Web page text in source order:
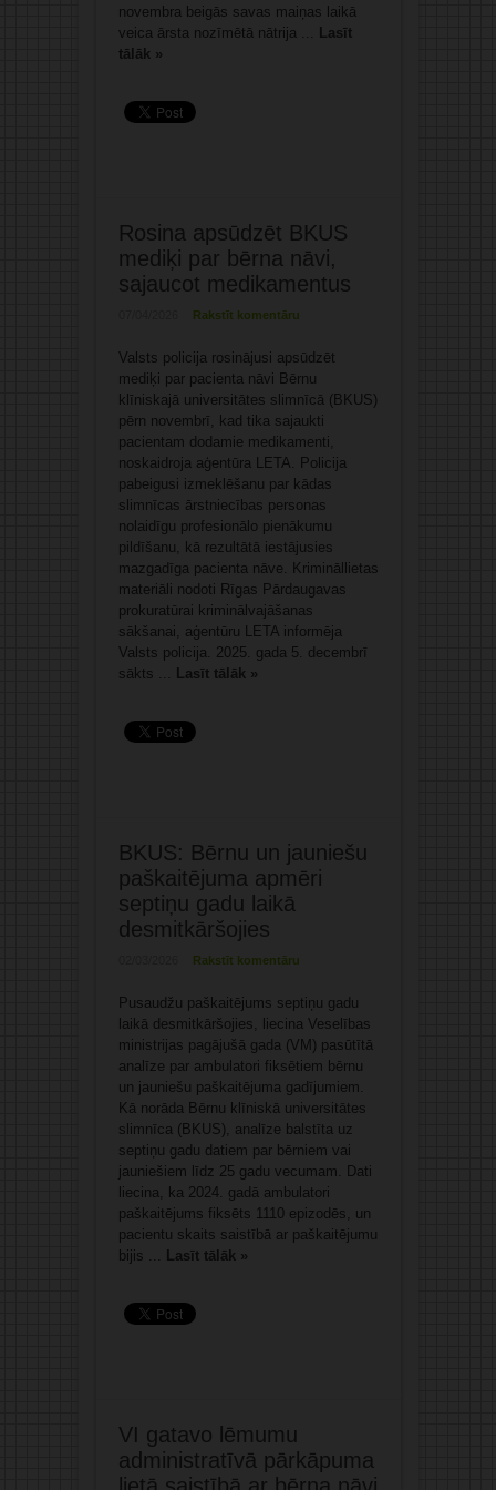
novembra beigās savas maiņas laikā
veica ārsta nozīmētā nātrija ... Lasīt
tālāk »
Rosina apsūdzēt BKUS
mediķi par bērna nāvi,
sajaucot medikamentus
Rakstīt komentāru
Valsts policija rosinājusi apsūdzēt
mediķi par pacienta nāvi Bērnu
klīniskajā universitātes slimnīcā (BKUS)
pērn novembrī, kad tika sajaukti
pacientam dodamie medikamenti,
noskaidroja aģentūra LETA. Policija
pabeigusi izmeklēšanu par kādas
slimnīcas ārstniecības personas
nolaidīgu profesionālo pienākumu
pildīšanu, kā rezultātā iestājusies
mazgadīga pacienta nāve. Krimināllietas
materiāli nodoti Rīgas Pārdaugavas
prokuratūrai kriminālvajāšanas
sākšanai, aģentūru LETA informēja
Valsts policija. 2025. gada 5. decembrī
sākts ... Lasīt tālāk »
BKUS: Bērnu un jauniešu
paškaitējuma apmēri
septiņu gadu laikā
desmitkāršojies
Rakstīt komentāru
Pusaudžu paškaitējums septiņu gadu
laikā desmitkāršojies, liecina Veselības
ministrijas pagājušā gada (VM) pasūtītā
analīze par ambulatori fiksētiem bērnu
un jauniešu paškaitējuma gadījumiem.
Kā norāda Bērnu klīniskā universitātes
slimnīca (BKUS), analīze balstīta uz
septiņu gadu datiem par bērniem vai
jauniešiem līdz 25 gadu vecumam. Dati
liecina, ka 2024. gadā ambulatori
paškaitējums fiksēts 1110 epizodēs, un
pacientu skaits saistībā ar paškaitējumu
bijis ... Lasīt tālāk »
VI gatavo lēmumu
administratīvā pārkāpuma